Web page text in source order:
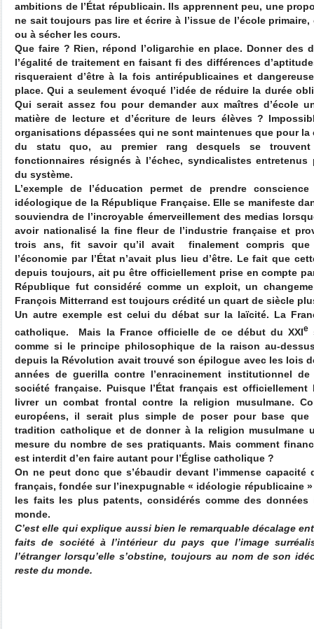
ambitions de l’État républicain. Ils apprennent peu, une
ne sait toujours pas lire et écrire à l’issue de l’école
ou à sécher les cours.
Que faire ? Rien, répond l’oligarchie en place. Donner des
l’égalité de traitement en faisant fi des différences
risqueraient d’être à la fois antirépublicaines et
place. Qui a seulement évoqué l’idée de réduire la durée
Qui serait assez fou pour demander aux maîtres d’école
matière de lecture et d’écriture de leurs élèves ?
organisations dépassées qui ne sont maintenues que pour
du statu quo, au premier rang desquels se trouvent
fonctionnaires résignés à l’échec, syndicalistes
du système.
L’exemple de l’éducation permet de prendre
idéologique de la République Française. Elle se manifeste
souviendra de l’incroyable émerveillement des medias
avoir nationalisé la fine fleur de l’industrie française et
trois ans, fit savoir qu’il avait
finalement compris
l’économie par l’État n’avait plus lieu d’être. Le fait que
depuis toujours, ait pu être officiellement prise en compte
République fut considéré comme un exploit, un
François Mitterrand est toujours crédité un quart de siècle
Un autre exemple est celui du débat sur la laïcité. La
catholique.
Mais la France officielle de ce début du XXIe
comme si le principe philosophique de la raison au-
depuis la Révolution avait trouvé son épilogue avec les lois
années de guerilla contre l’enracinement institutionnel
société française. Puisque l’État français est
livrer un combat frontal contre la religion musulmane.
européens, il serait plus simple de poser pour base que
tradition catholique et de donner à la religion musulmane
mesure du nombre de ses pratiquants. Mais comment
est interdit d’en faire autant pour l’Église catholique ?
On ne peut donc que s’ébaudir devant l’immense capacité
français, fondée sur l’inexpugnable « idéologie républicaine
les faits les plus patents, considérés comme des
monde.
C’est elle qui explique aussi bien le remarquable décalage
faits de société à l’intérieur du pays que l’image
l’étranger lorsqu’elle s’obstine, toujours au nom de son
reste du monde.